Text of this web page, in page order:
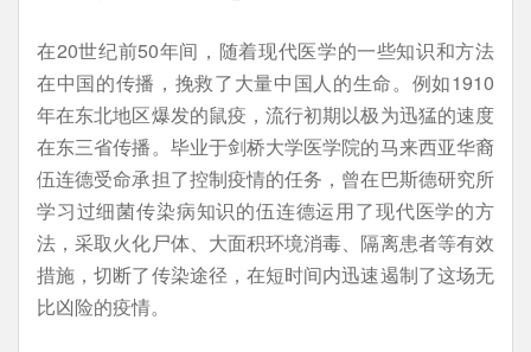
在20世纪前50年间，随着现代医学的一些知识和方法
在中国的传播，挽救了大量中国人的生命。例如1910
年在东北地区爆发的鼠疫，流行初期以极为迅猛的速度
在东三省传播。毕业于剑桥大学医学院的马来西亚华裔
伍连德受命承担了控制疫情的任务，曾在巴斯德研究所
学习过细菌传染病知识的伍连德运用了现代医学的方
法，采取火化尸体、大面积环境消毒、隔离患者等有效
措施，切断了传染途径，在短时间内迅速遏制了这场无
比凶险的疫情。